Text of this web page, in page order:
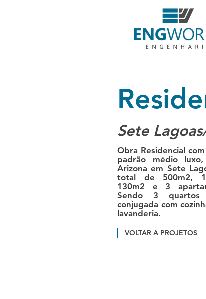
Obra Residencial
padrão médio
Arizona em Sete
total de 500m2,
130m2 e 3
Sendo 3
conjugada com
lavanderia.
Sete
VOLTAR A PROJETOS